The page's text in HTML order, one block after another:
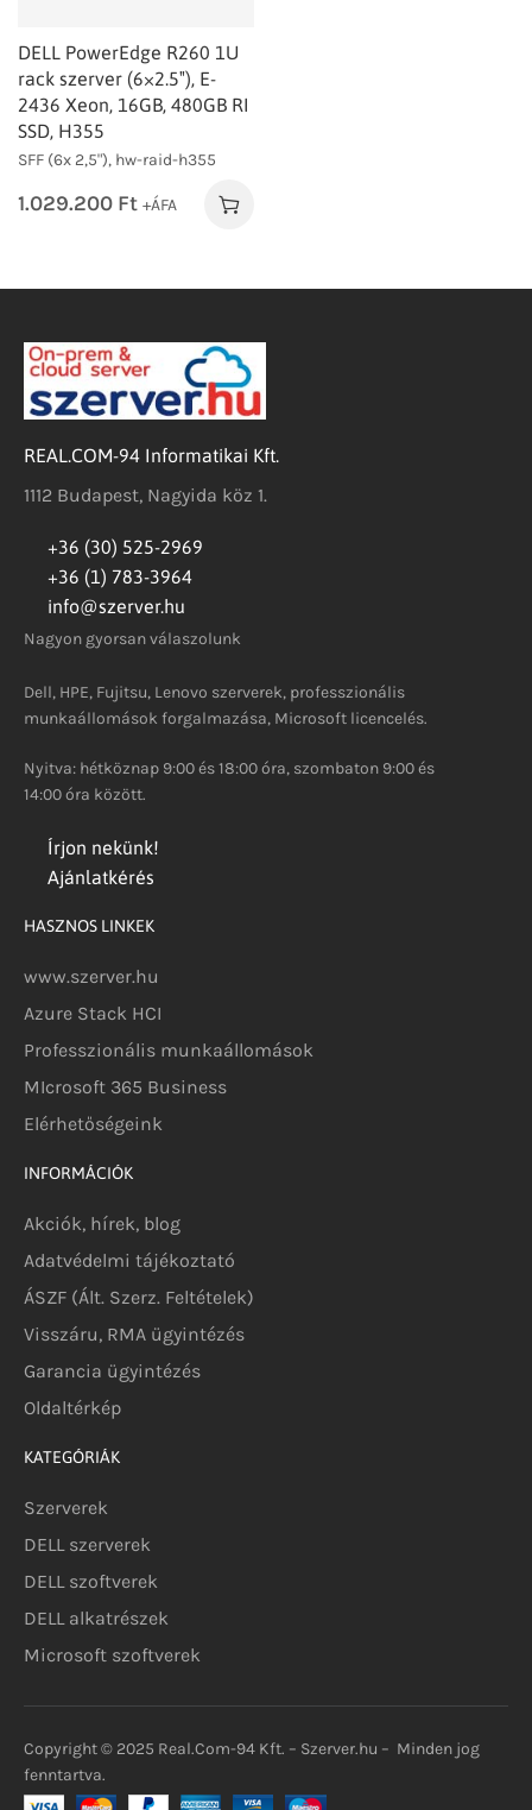
DELL PowerEdge R260 1U
rack szerver (6×2.5″), E-
2436 Xeon, 16GB, 480GB RI
SSD, H355
SFF (6x 2,5"), hw-raid-h355
1.029.200 Ft +ÁFA
REAL.COM-94 Informatikai Kft.
1112 Budapest, Nagyida köz 1.
+36 (30) 525-2969
+36 (1) 783-3964
info@szerver.hu
Nagyon gyorsan válaszolunk
Dell, HPE, Fujitsu, Lenovo szerverek, professzionális
munkaállomások forgalmazása, Microsoft licencelés.
Nyitva: hétköznap 9:00 és 18:00 óra, szombaton 9:00 és
14:00 óra között.
Írjon nekünk!
Ajánlatkérés
HASZNOS LINKEK
www.szerver.hu
Azure Stack HCI
Professzionális munkaállomások
MIcrosoft 365 Business
Elérhetőségeink
INFORMÁCIÓK
Akciók, hírek, blog
Adatvédelmi tájékoztató
ÁSZF (Ált. Szerz. Feltételek)
Visszáru, RMA ügyintézés
Garancia ügyintézés
Oldaltérkép
KATEGÓRIÁK
Szerverek
DELL szerverek
DELL szoftverek
DELL alkatrészek
Microsoft szoftverek
Copyright © 2025 Real.Com-94 Kft. – Szerver.hu – Minden jog
fenntartva.